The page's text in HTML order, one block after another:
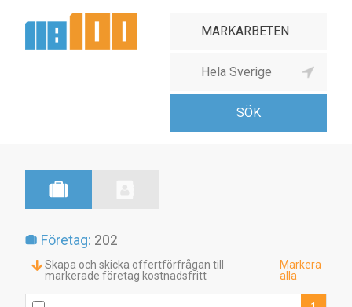
Företag: 202
Skapa och skicka offertförfrågan till
markerade företag kostnadsfritt
Markera
alla